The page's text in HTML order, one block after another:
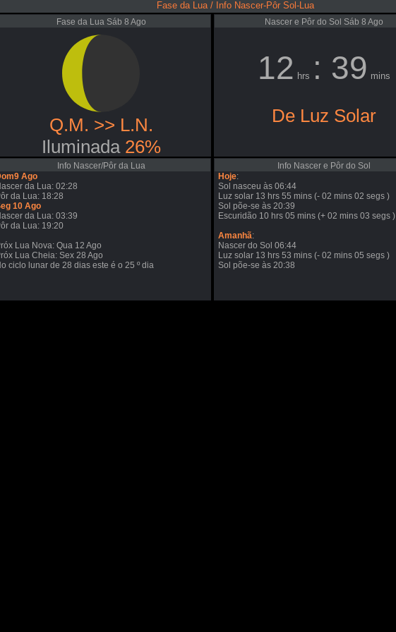
Fase da Lua / Info Nascer-Pôr Sol-Lua
Fase da Lua Sáb 8 Ago
Q.M. >> L.N.
Iluminada 26%
Nascer e Pôr do Sol Sáb 8 Ago
12 hrs : 39 mins
De Luz Solar
Info Nascer/Pôr da Lua
Ago
da Lua: 02:28
da Lua: 18:28
10 Ago
da Lua: 03:39
da Lua: 19:20
Lua Nova: Qua 12 Ago
Lua Cheia: Sex 28 Ago
ciclo lunar de 28 dias este é o 25 º dia
Info Nascer e Pôr do Sol
Hoje:
Sol nasceu às 06:44
Luz solar 13 hrs 55 mins (- 02 mins 02 segs )
Sol põe-se às 20:39
Escuridão 10 hrs 05 mins (+ 02 mins 03 segs )
Amanhã:
Nascer do Sol 06:44
Luz solar 13 hrs 53 mins (- 02 mins 05 segs )
Sol põe-se às 20:38